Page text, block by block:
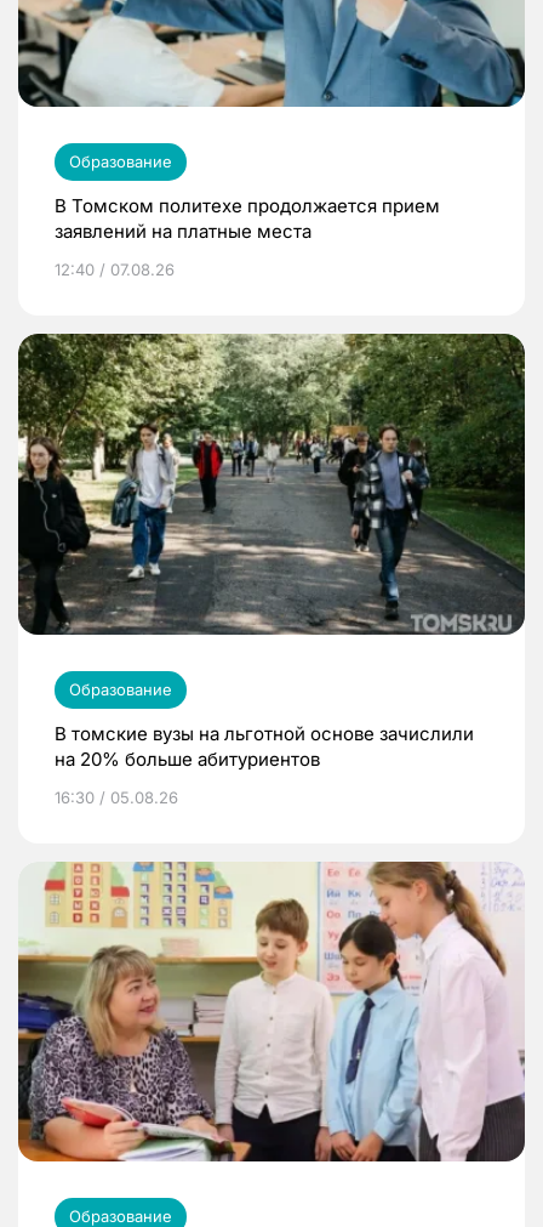
Образование
В Томском политехе продолжается прием
заявлений на платные места
12:40 / 07.08.26
Образование
В томские вузы на льготной основе зачислили
на 20% больше абитуриентов
16:30 / 05.08.26
Образование